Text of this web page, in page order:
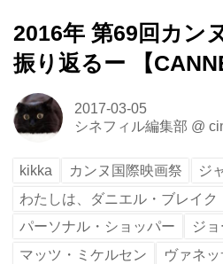
2016年 第69回カン
振り返るー 【
2017-03-05
シネフィル編集部 @
kikka カンヌ国際映画祭
ジ
わたしは、ダニエル・ブレイク
パーソナル・ショッパー
ジ
マッツ・ミケルセン
ヴァネ